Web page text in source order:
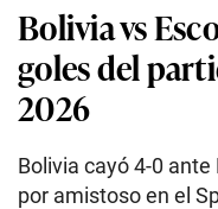
Bolivia vs
goles del
2026
Bolivia cayó 4-0
por amistoso en el